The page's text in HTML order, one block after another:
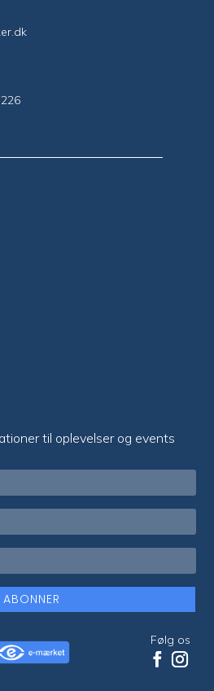
til oplevelser og events
ABONNER
Følg os